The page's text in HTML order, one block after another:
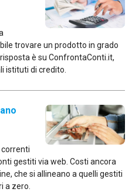
trovare un prodotto in grado
è su ConfrontaConti.it,
istituti di credito.
gestiti via web. Costi ancora
che si allineano a quelli gestiti
a zero.